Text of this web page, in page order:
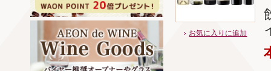
お気に入りに追加